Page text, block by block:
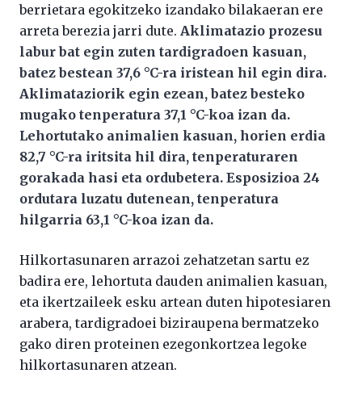
berrietara egokitzeko izandako bilakaeran ere
arreta berezia jarri dute. Aklimatazio prozesu
labur bat egin zuten tardigradoen kasuan,
batez bestean 37,6 °C-ra iristean hil egin dira.
Aklimataziorik egin ezean, batez besteko
mugako tenperatura 37,1 °C-koa izan da.
Lehortutako animalien kasuan, horien erdia
82,7 °C-ra iritsita hil dira, tenperaturaren
gorakada hasi eta ordubetera. Esposizioa 24
ordutara luzatu dutenean, tenperatura
hilgarria 63,1 °C-koa izan da.
Hilkortasunaren arrazoi zehatzetan sartu ez
badira ere, lehortuta dauden animalien kasuan,
eta ikertzaileek esku artean duten hipotesiaren
arabera, tardigradoei biziraupena bermatzeko
gako diren proteinen ezegonkortzea legoke
hilkortasunaren atzean.